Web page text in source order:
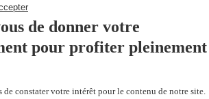
Ajouter